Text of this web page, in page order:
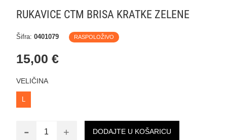
RUKAVICE CTM BRISA KRATKE ZELENE
Šifra: 0401079 RASPOLOŽIVO
15,00 €
VELIČINA
L
- + DODAJTE U KOŠARICU